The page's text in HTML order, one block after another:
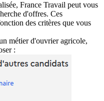
France Travail peut vous
d'offres. Ces
des critères que vous
métier d'ouvrier agricole,
: